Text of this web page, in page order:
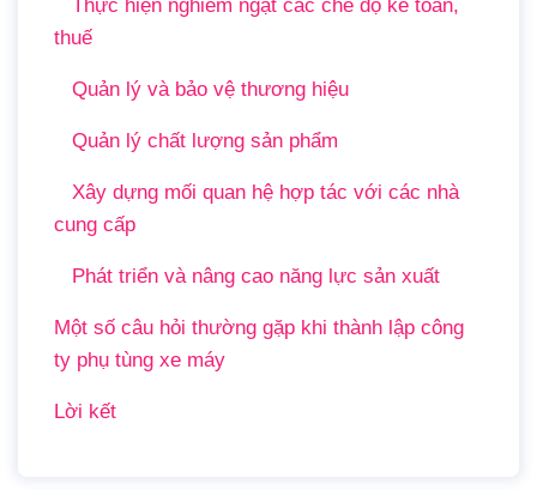
Thực hiện nghiêm ngặt các chế độ kế toán,
thuế
Quản lý và bảo vệ thương hiệu
Quản lý chất lượng sản phẩm
Xây dựng mối quan hệ hợp tác với các nhà
cung cấp
Phát triển và nâng cao năng lực sản xuất
Một số câu hỏi thường gặp khi thành lập công
ty phụ tùng xe máy
Lời kết